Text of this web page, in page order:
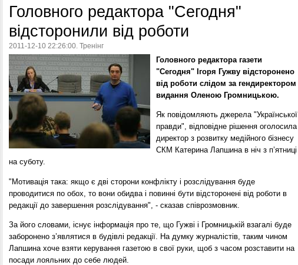
Головного редактора "Сегодня"
відсторонили від роботи
2011-12-10 22:26:00. Тренінг
Головного редактора газети
"Сегодня" Ігоря Гужву відсторонено
від роботи слідом за гендиректором
видання Оленою Громницькою.
Як повідомляють джерела "Української
правди", відповідне рішення оголосила
директор з розвитку медійного бізнесу
СКМ Катерина Лапшина в ніч з п’ятниці
на суботу.
"Мотивація така: якщо є дві сторони конфлікту і розслідування буде
проводитися по обох, то вони обидва і повинні бути відсторонені від роботи в
редакції до завершення розслідування", - сказав співрозмовник.
За його словами, існує інформація про те, що Гужві і Громницькій взагалі буде
заборонено з’являтися в будівлі редакції. На думку журналістів, таким чином
Лапшина хоче взяти керування газетою в свої руки, щоб з часом розставити на
посади лояльних до себе людей.